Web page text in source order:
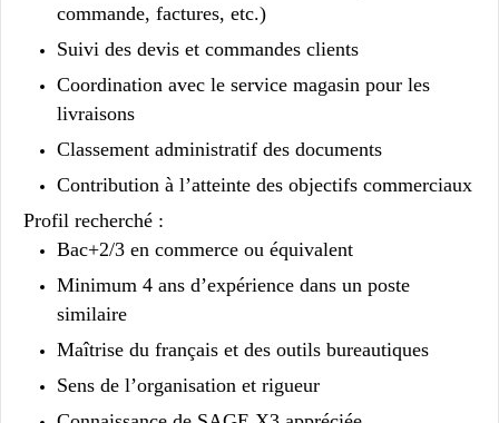
commande, factures, etc.)
Suivi des devis et commandes clients
Coordination avec le service magasin pour les
livraisons
Classement administratif des documents
Contribution à l’atteinte des objectifs commerciaux
Profil recherché :
Bac+2/3 en commerce ou équivalent
Minimum 4 ans d’expérience dans un poste
similaire
Maîtrise du français et des outils bureautiques
Sens de l’organisation et rigueur